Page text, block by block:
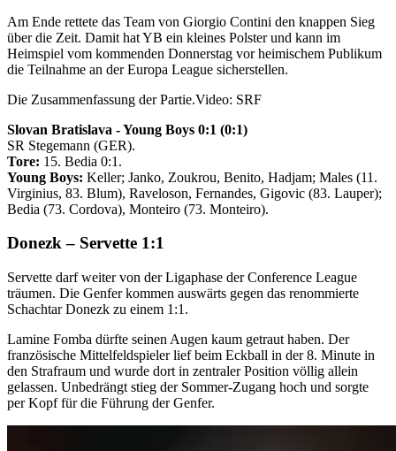
Am Ende rettete das Team von Giorgio Contini den knappen Sieg
über die Zeit. Damit hat YB ein kleines Polster und kann im
Heimspiel vom kommenden Donnerstag vor heimischem Publikum
die Teilnahme an der Europa League sicherstellen.
Die Zusammenfassung der Partie.Video: SRF
Slovan Bratislava - Young Boys 0:1 (0:1)
SR Stegemann (GER).
Tore: 15. Bedia 0:1.
Young Boys: Keller; Janko, Zoukrou, Benito, Hadjam; Males (11.
Virginius, 83. Blum), Raveloson, Fernandes, Gigovic (83. Lauper);
Bedia (73. Cordova), Monteiro (73. Monteiro).
Donezk – Servette 1:1
Servette darf weiter von der Ligaphase der Conference League
träumen. Die Genfer kommen auswärts gegen das renommierte
Schachtar Donezk zu einem 1:1.
Lamine Fomba dürfte seinen Augen kaum getraut haben. Der
französische Mittelfeldspieler lief beim Eckball in der 8. Minute in
den Strafraum und wurde dort in zentraler Position völlig allein
gelassen. Unbedrängt stieg der Sommer-Zugang hoch und sorgte
per Kopf für die Führung der Genfer.